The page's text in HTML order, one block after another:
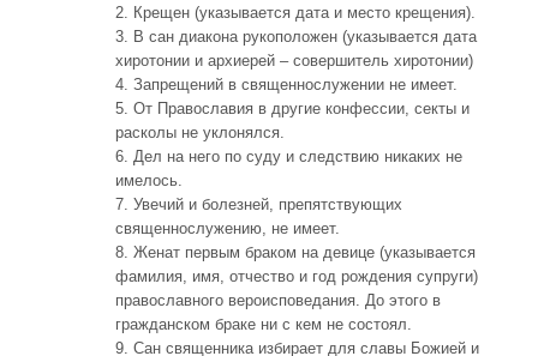
2. Крещен (указывается дата и место крещения).
3. В сан диакона рукоположен (указывается дата
хиротонии и архиерей – совершитель хиротонии)
4. Запрещений в священнослужении не имеет.
5. От Православия в другие конфессии, секты и
расколы не уклонялся.
6. Дел на него по суду и следствию никаких не
имелось.
7. Увечий и болезней, препятствующих
священнослужению, не имеет.
8. Женат первым браком на девице (указывается
фамилия, имя, отчество и год рождения супруги)
православного вероисповедания. До этого в
гражданском браке ни с кем не состоял.
9. Сан священника избирает для славы Божией и